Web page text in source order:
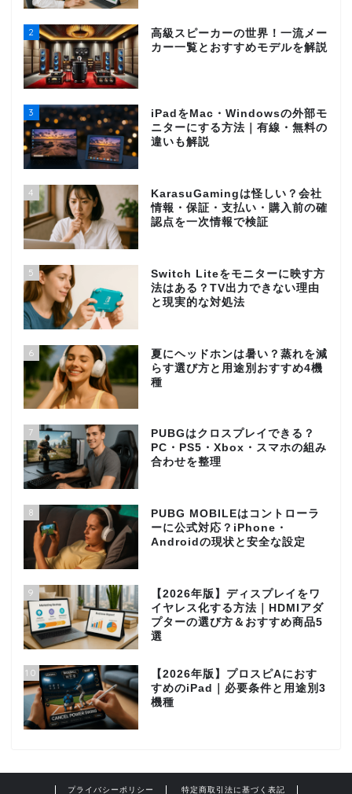
2
高級スピーカーの世界！一流メー
カー一覧とおすすめモデルを解説
3
iPadをMac・Windowsの外部モ
ニターにする方法｜有線・無料の
違いも解説
4
KarasuGamingは怪しい？会社
情報・保証・支払い・購入前の確
認点を一次情報で検証
5
Switch Liteをモニターに映す方
法はある？TV出力できない理由
と現実的な対処法
6
夏にヘッドホンは暑い？蒸れを減
らす選び方と用途別おすすめ4機
種
7
PUBGはクロスプレイできる？
PC・PS5・Xbox・スマホの組み
合わせを整理
8
PUBG MOBILEはコントローラ
ーに公式対応？iPhone・
Androidの現状と安全な設定
9
【2026年版】ディスプレイをワ
イヤレス化する方法｜HDMIアダ
プターの選び方＆おすすめ商品5
選
10
【2026年版】プロスピAにおす
すめのiPad｜必要条件と用途別3
機種
プライバシーポリシー 特定商取引法に基づく表記